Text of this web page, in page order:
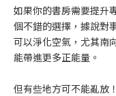
如果你的書房需要提升
個不錯的選擇，據說對
可以淨化空氣，尤其南
能帶進更多正能量。
但有些地方可不能亂放